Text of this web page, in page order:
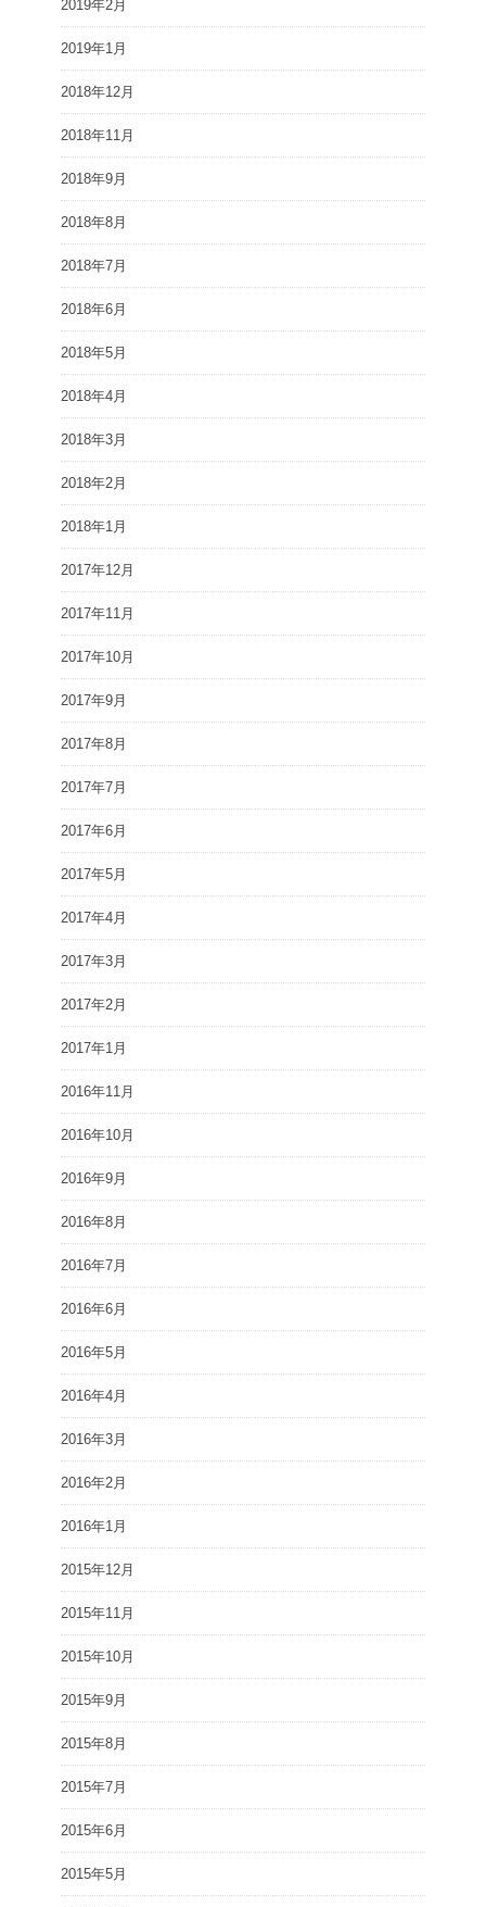
2019年2月
2019年1月
2018年12月
2018年11月
2018年9月
2018年8月
2018年7月
2018年6月
2018年5月
2018年4月
2018年3月
2018年2月
2018年1月
2017年12月
2017年11月
2017年10月
2017年9月
2017年8月
2017年7月
2017年6月
2017年5月
2017年4月
2017年3月
2017年2月
2017年1月
2016年11月
2016年10月
2016年9月
2016年8月
2016年7月
2016年6月
2016年5月
2016年4月
2016年3月
2016年2月
2016年1月
2015年12月
2015年11月
2015年10月
2015年9月
2015年8月
2015年7月
2015年6月
2015年5月